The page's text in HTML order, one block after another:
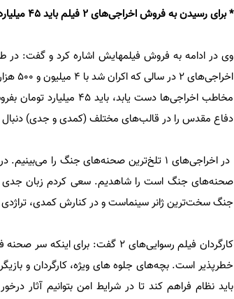
* برای رسیدن به فروش اخراجی‌های 2 فیلم باید 45 میلیارد بفروشد
وی در ادامه به فروش فیلمهایش اشاره کرد و گفت: در
مخاطب اخراجی‌ها دست
دفاع مقدس را در قالب‌های مختلف (کمدی و جدی)
صحنه‌های جنگ است را شاهدیم. سعی کردم زبان جدی
جنگ سخت‌ترین ژانر سینماست و در کنارش کمدی،
کارگردان فیلم رسوایی‌های 2 گفت:
خطرپذیر است. بچه‌های جلوه های ویژه، کارگردان و
باید نظام فراهم کند تا در شرایط امن بتوانیم آثار